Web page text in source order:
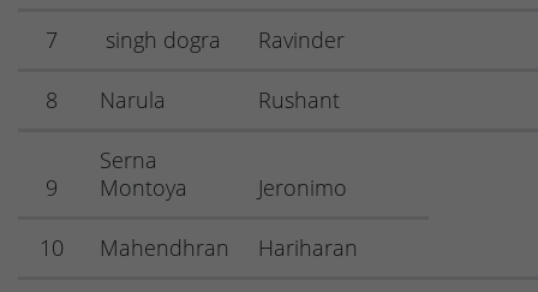
7 singh dogra Ravinder
8 Narula Rushant
9
Serna
Montoya
Jeronimo
10 Mahendhran Hariharan